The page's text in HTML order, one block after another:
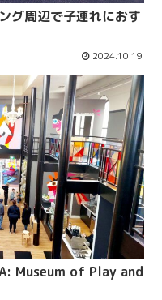
グ周辺で子連れにおす
2024.10.19
Museum of Play and